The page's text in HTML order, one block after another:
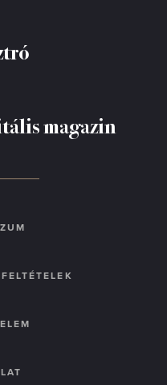
magazin